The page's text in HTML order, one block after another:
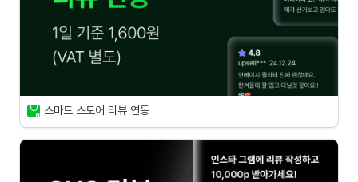
스마트 스토어 리뷰 연동